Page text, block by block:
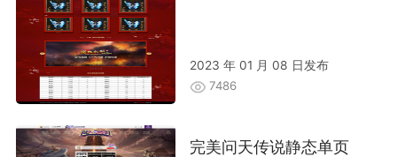
2023 年 01 月 08 日发布
7486
完美问天传说静态单页